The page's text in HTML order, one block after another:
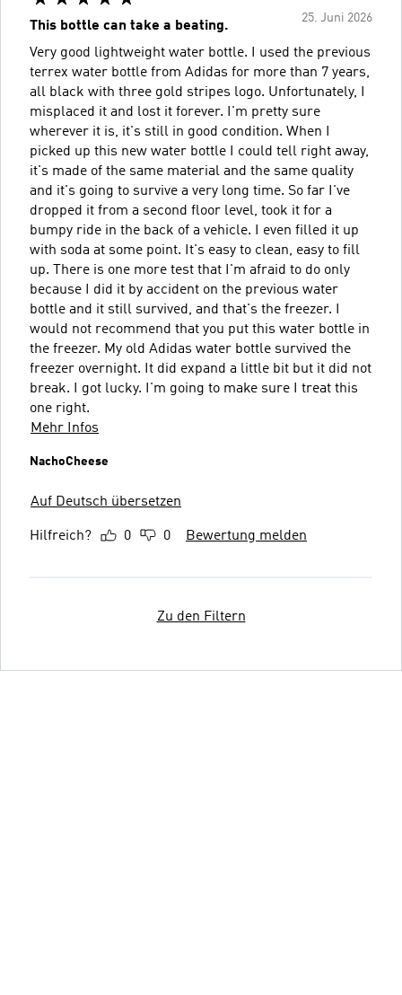
25. Juni 2026
This bottle can take a beating.
Very good lightweight water bottle. I used the previous
terrex water bottle from Adidas for more than 7 years,
all black with three gold stripes logo. Unfortunately, I
misplaced it and lost it forever. I'm pretty sure
wherever it is, it's still in good condition. When I
picked up this new water bottle I could tell right away,
it's made of the same material and the same quality
and it's going to survive a very long time. So far I've
dropped it from a second floor level, took it for a
bumpy ride in the back of a vehicle. I even filled it up
with soda at some point. It's easy to clean, easy to fill
up. There is one more test that I'm afraid to do only
because I did it by accident on the previous water
bottle and it still survived, and that's the freezer. I
would not recommend that you put this water bottle in
the freezer. My old Adidas water bottle survived the
freezer overnight. It did expand a little bit but it did not
break. I got lucky. I'm going to make sure I treat this
one right.
Mehr Infos
NachoCheese
Auf Deutsch übersetzen
Hilfreich? 0 0 Bewertung melden
Zu den Filtern